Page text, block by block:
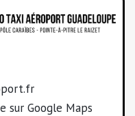
sur Google Maps